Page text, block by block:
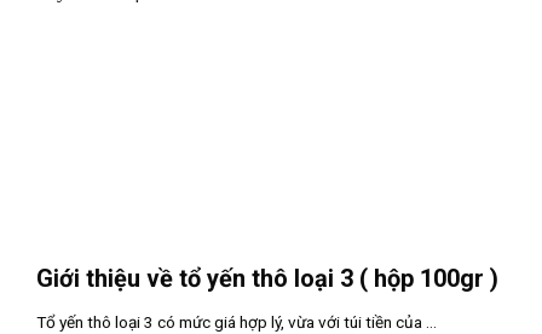
Giới thiệu về tổ yến thô loại 3 ( hộp 100gr )
Tổ yến thô loại 3 có mức giá hợp lý, vừa với túi tiền của ...